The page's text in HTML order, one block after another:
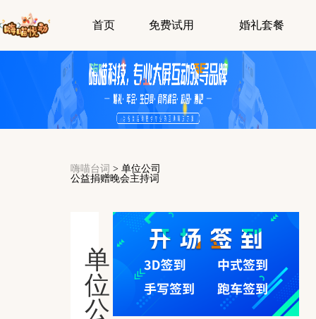
首页 免费试用 婚礼套餐
嗨喵台词 > 单位公司
公益捐赠晚会主持词
单
位
公